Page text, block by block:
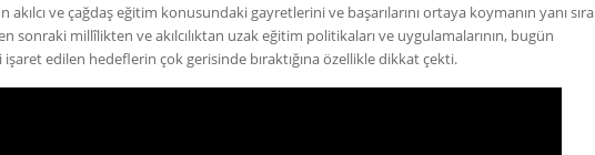
akılcı ve çağdaş eğitim konusundaki gayretlerini ve başarılarını ortaya koymanın yanı sıra
sonraki millîlikten ve akılcılıktan uzak eğitim politikaları ve uygulamalarının, bugün
işaret edilen hedeflerin çok gerisinde bıraktığına özellikle dikkat çekti.